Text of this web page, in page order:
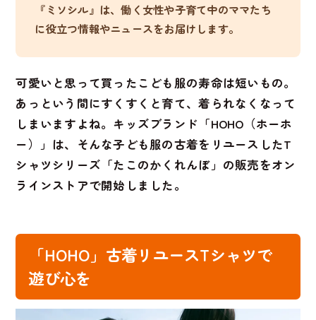
『ミソシル』は、働く女性や子育て中のママたち
に役立つ情報やニュースをお届けします。
可愛いと思って買ったこども服の寿命は短いもの。
あっという間にすくすくと育て、着られなくなって
しまいますよね。キッズブランド「HOHO（ホーホ
ー）」は、そんな子ども服の古着をリユースしたT
シャツシリーズ「たこのかくれんぼ」の販売をオン
ラインストアで開始しました。
「HOHO」古着リユースTシャツで
遊び心を